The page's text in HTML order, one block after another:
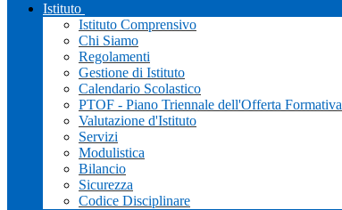
Istituto
Istituto Comprensivo
Chi Siamo
Regolamenti
Gestione di Istituto
Calendario Scolastico
PTOF - Piano Triennale dell'Offerta Formativa
Valutazione d'Istituto
Servizi
Modulistica
Bilancio
Sicurezza
Codice Disciplinare